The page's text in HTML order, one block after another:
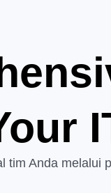
tim Anda melalui